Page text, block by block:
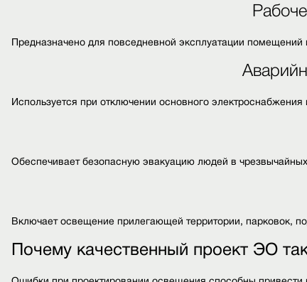
Предназначено для повседневной эксплуатации
Используется при отключении основного
Обеспечивает безопасную эвакуацию людей в
Включает освещение прилегающей территории, парковок,
Почему качественный проект ЭО